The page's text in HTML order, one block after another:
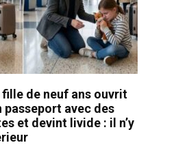
fille de neuf ans ouvrit
passeport avec des
et devint livide : il n’y